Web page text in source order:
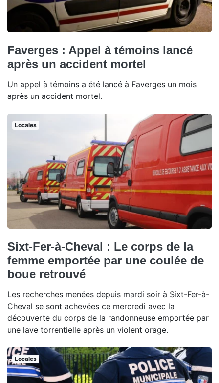
Faverges : Appel à témoins lancé
après un accident mortel
Un appel à témoins a été lancé à Faverges un mois
après un accident mortel.
Locales
Sixt-Fer-à-Cheval : Le corps de la
femme emportée par une coulée de
boue retrouvé
Les recherches menées depuis mardi soir à Sixt-Fer-à-
Cheval se sont achevées ce mercredi avec la
découverte du corps de la randonneuse emportée par
une lave torrentielle après un violent orage.
Locales